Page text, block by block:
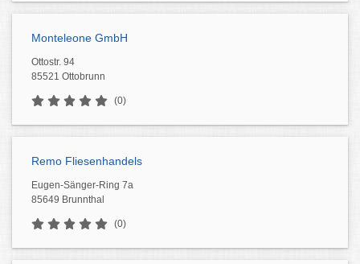
Monteleone GmbH
Ottostr. 94
85521 Ottobrunn
(0)
Remo Fliesenhandels
Eugen-Sänger-Ring 7a
85649 Brunnthal
(0)